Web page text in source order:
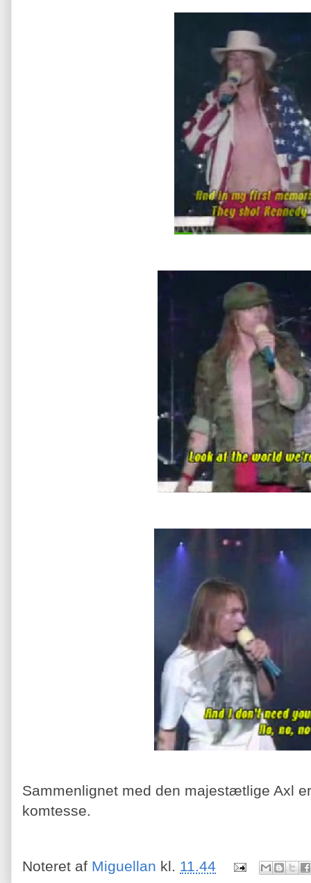
Sammenlignet med den majestætlige Axl
komtesse.
Noteret af Miguellan kl. 11.44